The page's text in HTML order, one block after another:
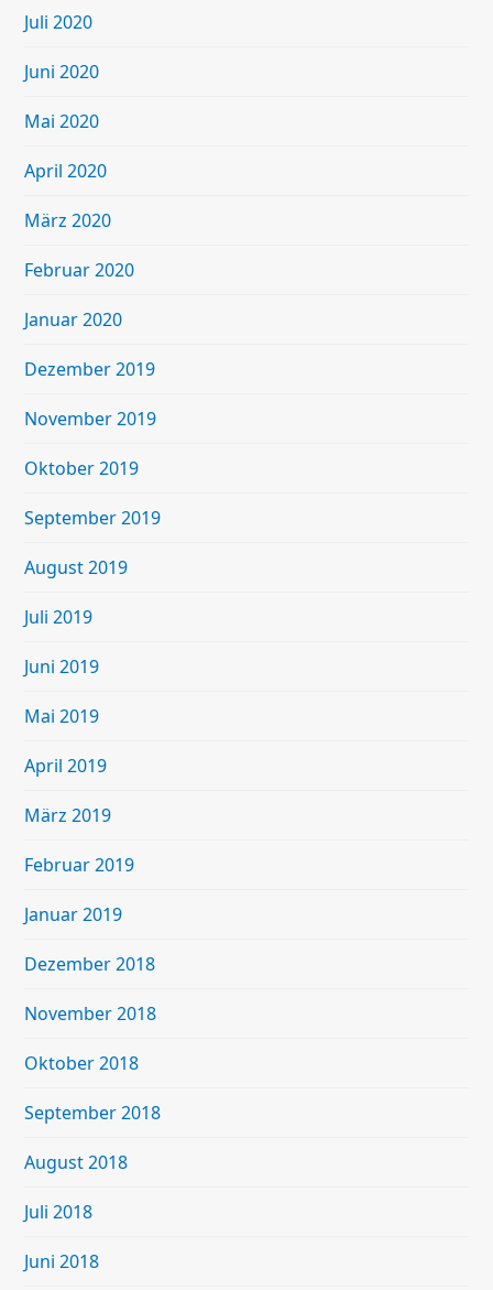
Juli 2020
Juni 2020
Mai 2020
April 2020
März 2020
Februar 2020
Januar 2020
Dezember 2019
November 2019
Oktober 2019
September 2019
August 2019
Juli 2019
Juni 2019
Mai 2019
April 2019
März 2019
Februar 2019
Januar 2019
Dezember 2018
November 2018
Oktober 2018
September 2018
August 2018
Juli 2018
Juni 2018